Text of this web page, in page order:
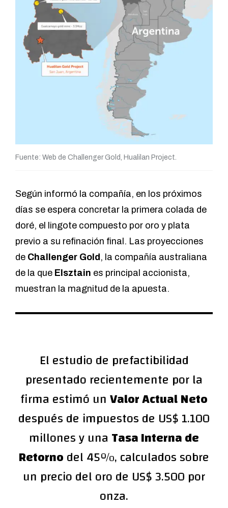
Fuente: Web de Challenger Gold, Hualilan Project.
Según informó la compañía, en los próximos
días se espera concretar la primera colada de
doré, el lingote compuesto por oro y plata
previo a su refinación final. Las proyecciones
de Challenger Gold, la compañía australiana
de la que Elsztain es principal accionista,
muestran la magnitud de la apuesta.
El estudio de prefactibilidad
presentado recientemente por la
firma estimó unValor Actual Neto
después de impuestos de US$ 1.100
millones y una Tasa Interna de
Retornodel 45%, calculados sobre
un precio del oro de US$ 3.500 por
onza.